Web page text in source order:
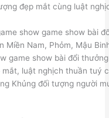
đẹp mắt cùng luật
show game show bài
Miền Nam, Phỏm, Mậu
game show bài đổi
luật nghịch thuần tuý
Khủng đối tượng người